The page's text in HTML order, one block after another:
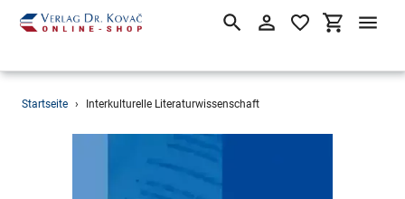
Direkt
SuchenEinloggen
Startseite › Interkulturelle Literaturwissenschaft